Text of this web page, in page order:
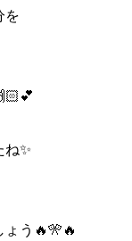
を
✨
う🔥🎌🔥